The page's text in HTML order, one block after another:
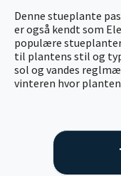
Denne stueplante
er også kendt som
populære
til plantens stil og
sol og vandes
vinteren hvor planten